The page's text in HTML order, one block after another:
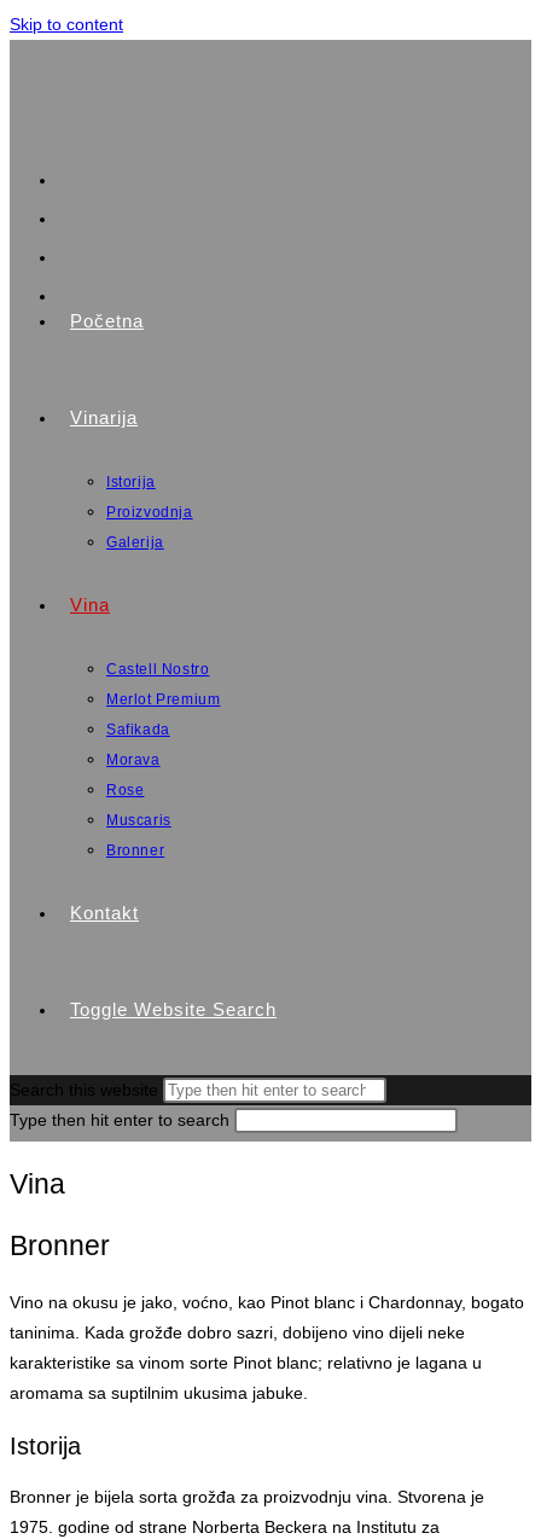
Skip to content
Početna
Vinarija
Istorija
Proizvodnja
Galerija
Vina
Castell Nostro
Merlot Premium
Safikada
Morava
Rose
Muscaris
Bronner
Kontakt
Toggle Website Search
Search this website
Type then hit enter to search
Vina
Bronner
Vino na okusu je jako, voćno, kao Pinot blanc i Chardonnay, bogato
taninima. Kada grožđe dobro sazri, dobijeno vino dijeli neke
karakteristike sa vinom sorte Pinot blanc; relativno je lagana u
aromama sa suptilnim ukusima jabuke.
Istorija
Bronner je bijela sorta grožđa za proizvodnju vina. Stvorena je
1975. godine od strane Norberta Beckera na Institutu za